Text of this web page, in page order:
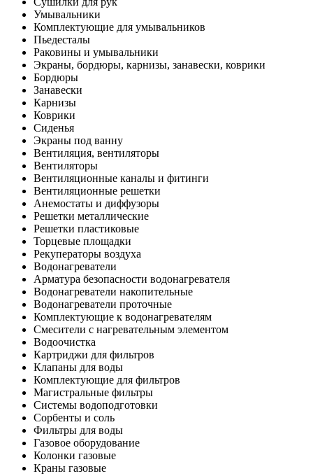
Умывальники
Комплектующие для умывальников
Пьедесталы
Раковины и умывальники
Экраны, бордюры, карнизы, занавески, коврики
Бордюры
Занавески
Карнизы
Коврики
Сиденья
Экраны под ванну
Вентиляция, вентиляторы
Вентиляторы
Вентиляционные каналы и фитинги
Вентиляционные решетки
Анемостаты и диффузоры
Решетки металлические
Решетки пластиковые
Торцевые площадки
Рекуператоры воздуха
Водонагреватели
Арматура безопасности водонагревателя
Водонагреватели накопительные
Водонагреватели проточные
Комплектующие к водонагревателям
Смесители с нагревательным элементом
Водоочистка
Картриджи для фильтров
Клапаны для воды
Комплектующие для фильтров
Магистральные фильтры
Системы водоподготовки
Сорбенты и соль
Фильтры для воды
Газовое оборудование
Колонки газовые
Краны газовые